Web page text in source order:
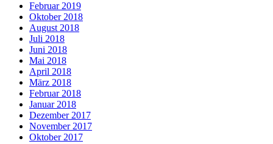
Februar 2019
Oktober 2018
August 2018
Juli 2018
Juni 2018
Mai 2018
April 2018
März 2018
Februar 2018
Januar 2018
Dezember 2017
November 2017
Oktober 2017